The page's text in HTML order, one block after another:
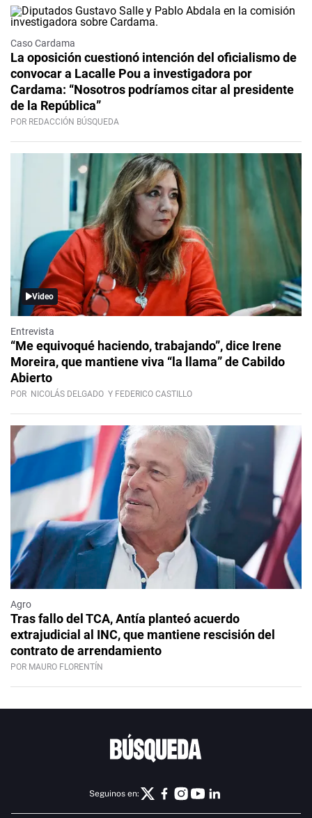
Caso Cardama
La oposición cuestionó intención del oficialismo de
convocar a Lacalle Pou a investigadora por
Cardama: “Nosotros podríamos citar al presidente
de la República”
POR REDACCIÓN BÚSQUEDA
Video
Entrevista
“Me equivoqué haciendo, trabajando”, dice Irene
Moreira, que mantiene viva “la llama” de Cabildo
Abierto
POR NICOLÁS DELGADO Y FEDERICO CASTILLO
Agro
Tras fallo del TCA, Antía planteó acuerdo
extrajudicial al INC, que mantiene rescisión del
contrato de arrendamiento
POR MAURO FLORENTÍN
Seguinos en: